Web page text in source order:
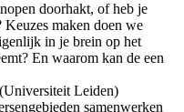
doorhakt, of heb je
Keuzes maken doen we
in je brein op het
En waarom kan de een
Leiden)
samenwerken